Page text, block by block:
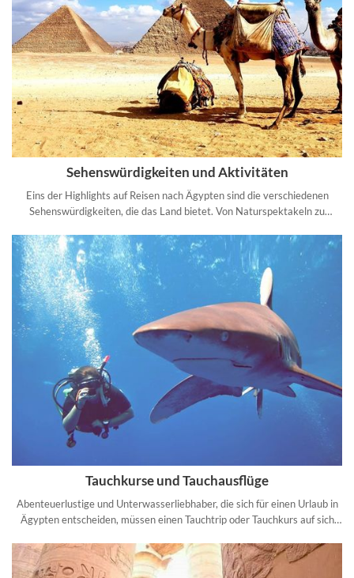
Sehenswürdigkeiten und Aktivitäten
Eins der Highlights auf Reisen nach Ägypten sind die verschiedenen
Sehenswürdigkeiten, die das Land bietet. Von Naturspektakeln zu
Tauchkurse und Tauchausflüge
Abenteuerlustige und Unterwasserliebhaber, die sich für einen Urlaub in
Ägypten entscheiden, müssen einen Tauchtrip oder Tauchkurs auf sich